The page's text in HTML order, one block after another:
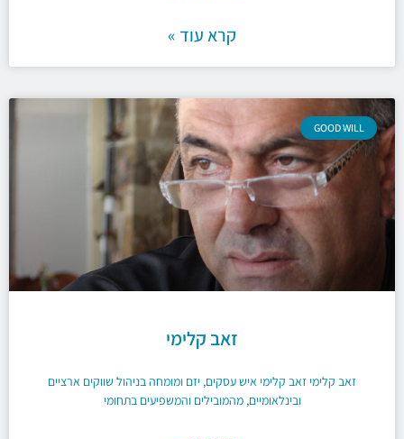
קרא עוד »
GOOD WILL
זאב קלימי
זאב קלימי זאב קלימי איש עסקים, יזם ומומחה בניהול שווקים ארציים
ובינלאומיים, מהמובילים והמשפיעים בתחומי